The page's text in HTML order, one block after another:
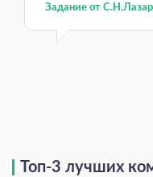
Задание от
Топ-3 лучших